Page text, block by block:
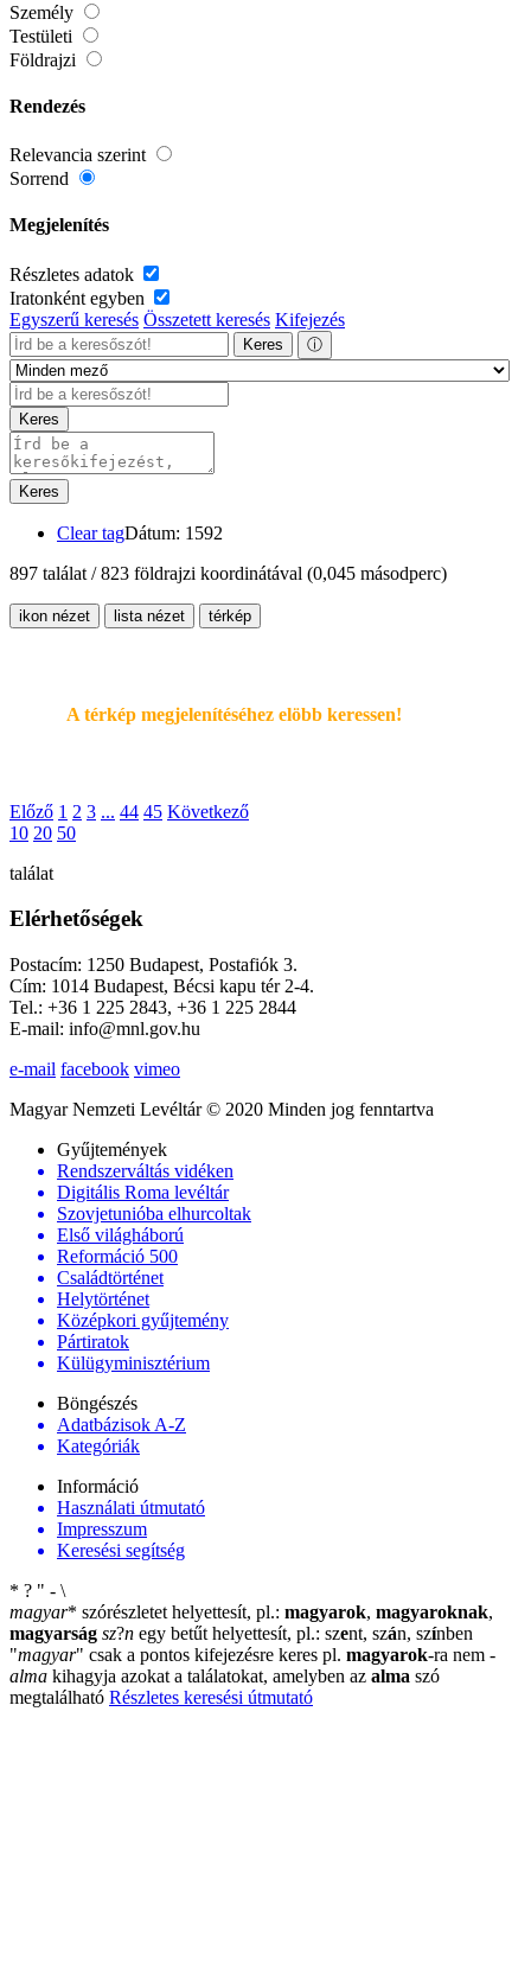
Személy
Testületi
Földrajzi
Rendezés
Relevancia szerint
Sorrend
Megjelenítés
Részletes adatok
Iratonként egyben
Egyszerű keresés Összetett keresés Kifejezés
Keres ⓘ
Keres
Keres
Clear tagDátum: 1592
897 találat / 823 földrajzi koordinátával (0,045 másodperc)
ikon nézet lista nézet térkép
A térkép megjelenítéséhez elöbb keressen!
Előző 1 2 3 ... 44 45 Következő
10 20 50
találat
Elérhetőségek
Postacím: 1250 Budapest, Postafiók 3.
Cím: 1014 Budapest, Bécsi kapu tér 2-4.
Tel.: +36 1 225 2843, +36 1 225 2844
E-mail: info@mnl.gov.hu
e-mail facebook vimeo
Magyar Nemzeti Levéltár © 2020 Minden jog fenntartva
Gyűjtemények
Rendszerváltás vidéken
Digitális Roma levéltár
Szovjetunióba elhurcoltak
Első világháború
Reformáció 500
Családtörténet
Helytörténet
Középkori gyűjtemény
Pártiratok
Külügyminisztérium
Böngészés
Adatbázisok A-Z
Kategóriák
Információ
Használati útmutató
Impresszum
Keresési segítség
* ? " - \
magyar* szórészletet helyettesít, pl.: magyarok, magyaroknak,
magyarság sz?n egy betűt helyettesít, pl.: szent, szán, színben
"magyar" csak a pontos kifejezésre keres pl. magyarok-ra nem -
alma kihagyja azokat a találatokat, amelyben az alma szó
megtalálható Részletes keresési útmutató